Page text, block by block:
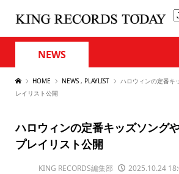
NEWS
HOME NEWS , PLAYLIST
ハロウィンの定番キ
レイリスト公開
ハロウィンの定番キッズソング
プレイリスト公開
KING RECORDS編集部 2025.10.24